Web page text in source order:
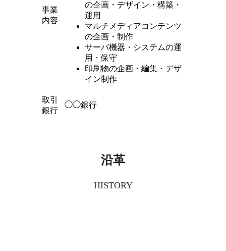
事業
内容
の企画・デザイン・構築・
運用
マルチメディアコンテンツ
の企画・制作
サーバ機器・システムの運
用・保守
印刷物の企画・編集・デザ
イン制作
取引
銀行
◯◯銀行
沿革
HISTORY